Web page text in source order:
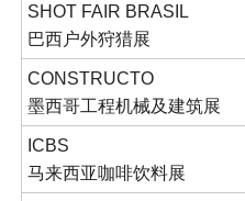
SHOT FAIR BRASIL
巴西户外狩猎展
CONSTRUCTO
墨西哥工程机械及建筑展
ICBS
马来西亚咖啡饮料展